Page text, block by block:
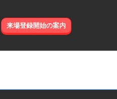
来場登録開始の案内